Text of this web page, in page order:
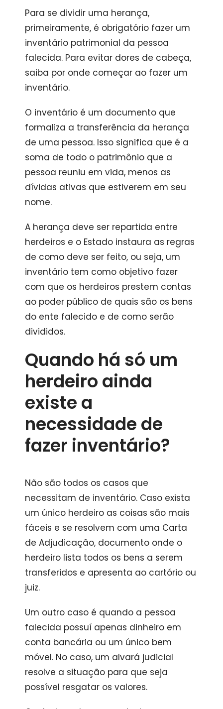
Para se dividir uma herança,
primeiramente, é obrigatório fazer um
inventário patrimonial da pessoa
falecida. Para evitar dores de cabeça,
saiba por onde começar ao fazer um
inventário.
O inventário é um documento que
formaliza a transferência da herança
de uma pessoa. Isso significa que é a
soma de todo o patrimônio que a
pessoa reuniu em vida, menos as
dívidas ativas que estiverem em seu
nome.
A herança deve ser repartida entre
herdeiros e o Estado instaura as regras
de como deve ser feito, ou seja, um
inventário tem como objetivo fazer
com que os herdeiros prestem contas
ao poder público de quais são os bens
do ente falecido e de como serão
divididos.
Quando há só um
herdeiro ainda
existe a
necessidade de
fazer inventário?
Não são todos os casos que
necessitam de inventário. Caso exista
um único herdeiro as coisas são mais
fáceis e se resolvem com uma Carta
de Adjudicação, documento onde o
herdeiro lista todos os bens a serem
transferidos e apresenta ao cartório ou
juiz.
Um outro caso é quando a pessoa
falecida possuí apenas dinheiro em
conta bancária ou um único bem
móvel. No caso, um alvará judicial
resolve a situação para que seja
possível resgatar os valores.